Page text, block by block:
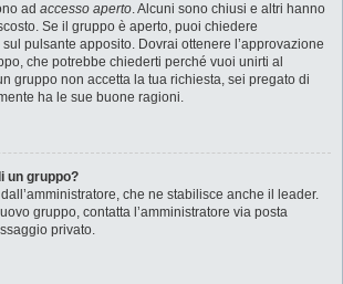
ad accesso aperto. Alcuni sono chiusi e altri hanno
Se il gruppo è aperto, puoi chiedere
sul pulsante apposito. Dovrai ottenere l’approvazione
che potrebbe chiederti perché vuoi unirti al
gruppo non accetta la tua richiesta, sei pregato di
ha le sue buone ragioni.
un gruppo?
che ne stabilisce anche il leader.
gruppo, contatta l’amministratore via posta
privato.